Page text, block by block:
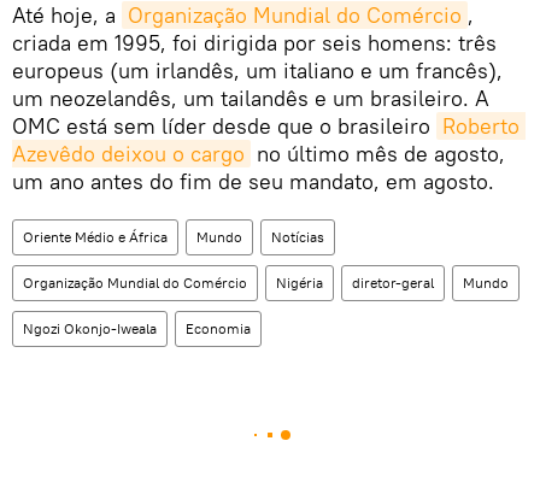
Até hoje, a Organização Mundial do Comércio ,
criada em 1995, foi dirigida por seis homens: três
europeus (um irlandês, um italiano e um francês),
um neozelandês, um tailandês e um brasileiro. A
OMC está sem líder desde que o brasileiro Roberto
Azevêdo deixou o cargo no último mês de agosto,
um ano antes do fim de seu mandato, em agosto.
Oriente Médio e África Mundo Notícias
Organização Mundial do Comércio Nigéria diretor-geral Mundo
Ngozi Okonjo-Iweala Economia